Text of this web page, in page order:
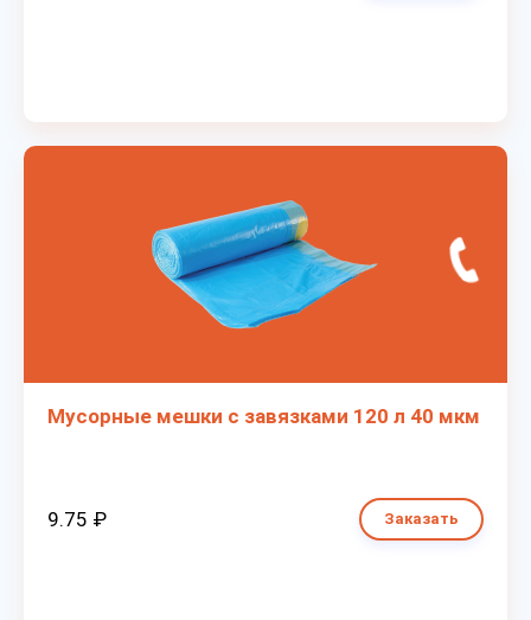
Мусорные мешки с завязками 120 л 40 мкм
9.75 ₽ Заказать